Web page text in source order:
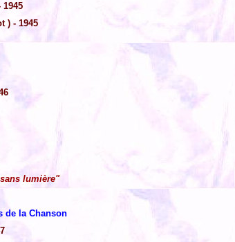
) - 1945
lumière"
de la Chanson